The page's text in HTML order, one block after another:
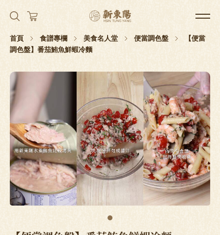
首頁 食譜專欄 美食名人堂 便當調色盤
【便當
調色盤】番茄鮪魚鮮蝦冷麵